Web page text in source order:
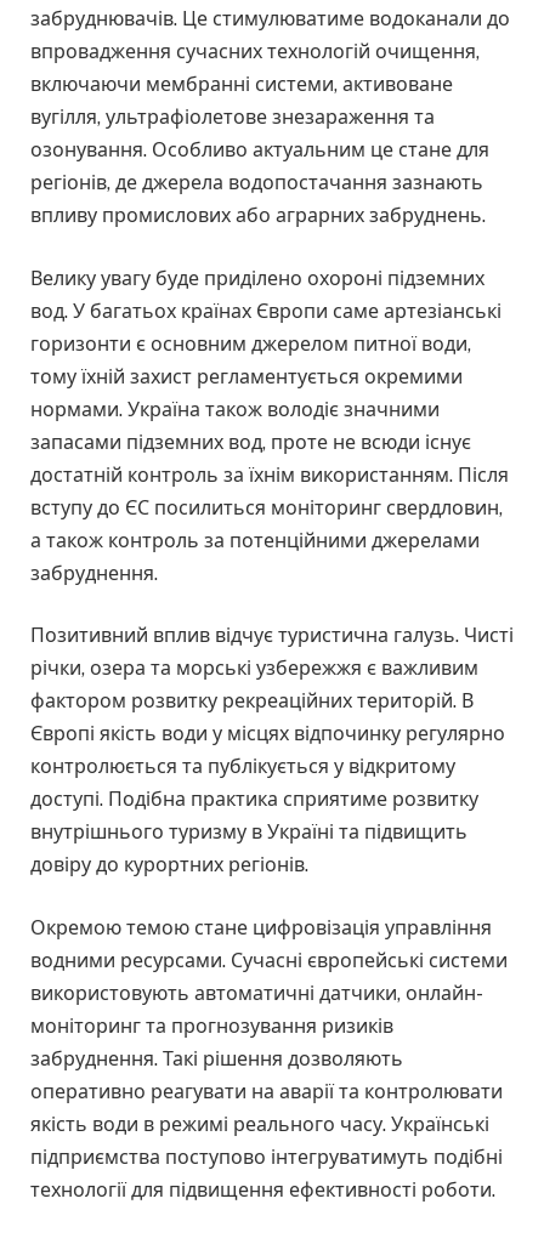
забруднювачів. Це стимулюватиме водоканали до
впровадження сучасних технологій очищення,
включаючи мембранні системи, активоване
вугілля, ультрафіолетове знезараження та
озонування. Особливо актуальним це стане для
регіонів, де джерела водопостачання зазнають
впливу промислових або аграрних забруднень.
Велику увагу буде приділено охороні підземних
вод. У багатьох країнах Європи саме артезіанські
горизонти є основним джерелом питної води,
тому їхній захист регламентується окремими
нормами. Україна також володіє значними
запасами підземних вод, проте не всюди існує
достатній контроль за їхнім використанням. Після
вступу до ЄС посилиться моніторинг свердловин,
а також контроль за потенційними джерелами
забруднення.
Позитивний вплив відчує туристична галузь. Чисті
річки, озера та морські узбережжя є важливим
фактором розвитку рекреаційних територій. В
Європі якість води у місцях відпочинку регулярно
контролюється та публікується у відкритому
доступі. Подібна практика сприятиме розвитку
внутрішнього туризму в Україні та підвищить
довіру до курортних регіонів.
Окремою темою стане цифровізація управління
водними ресурсами. Сучасні європейські системи
використовують автоматичні датчики, онлайн-
моніторинг та прогнозування ризиків
забруднення. Такі рішення дозволяють
оперативно реагувати на аварії та контролювати
якість води в режимі реального часу. Українські
підприємства поступово інтегруватимуть подібні
технології для підвищення ефективності роботи.